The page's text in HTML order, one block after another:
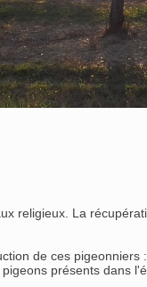
religieux. La
de ces
présents dans